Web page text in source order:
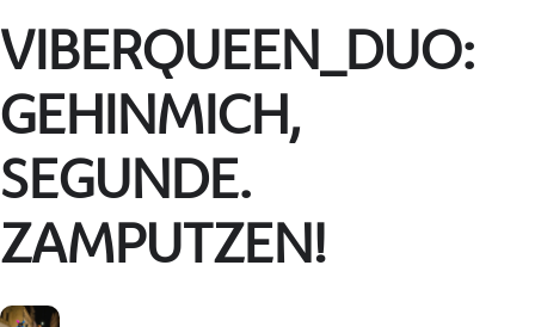
VIBERQUEEN_DUO:
GEHINMICH,
SEGUNDE.
ZAMPUTZEN!